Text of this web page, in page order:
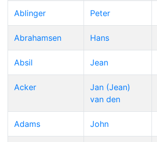
Ablinger Peter
Abrahamsen Hans
Absil Jean
Acker
Jan (Jean)
van den
Adams John